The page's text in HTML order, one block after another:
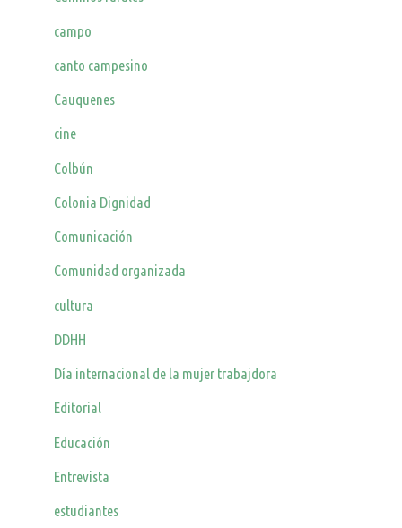
campo
canto campesino
Cauquenes
cine
Colbún
Colonia Dignidad
Comunicación
Comunidad organizada
cultura
DDHH
Día internacional de la mujer trabajdora
Editorial
Educación
Entrevista
estudiantes